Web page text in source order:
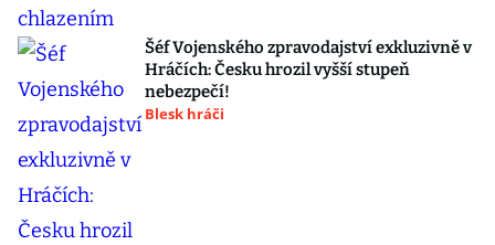
Šéf Vojenského zpravodajství exkluzivně v
Hráčích: Česku hrozil vyšší stupeň
nebezpečí!
Blesk hráči